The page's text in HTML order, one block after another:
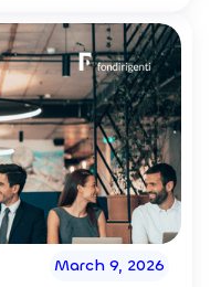
March 9, 2026